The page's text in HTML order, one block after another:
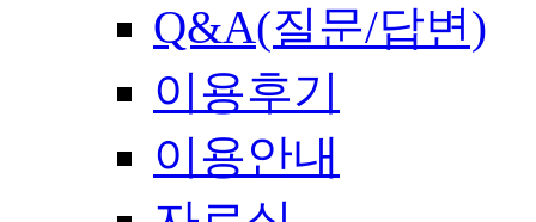
Q&A(질문/답변)
이용후기
이용안내